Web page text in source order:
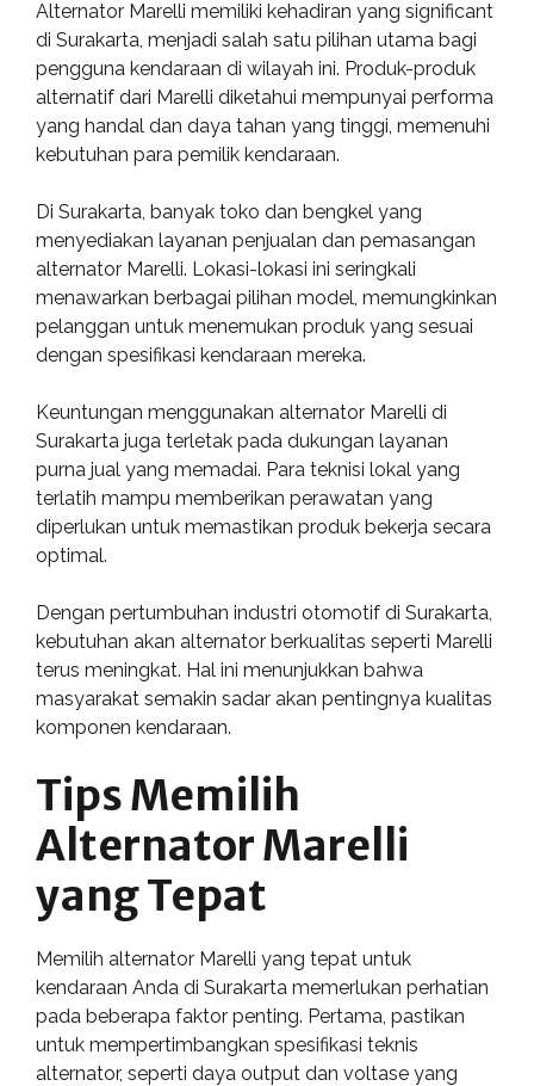
Alternator Marelli memiliki kehadiran yang significant
di Surakarta, menjadi salah satu pilihan utama bagi
pengguna kendaraan di wilayah ini. Produk-produk
alternatif dari Marelli diketahui mempunyai performa
yang handal dan daya tahan yang tinggi, memenuhi
kebutuhan para pemilik kendaraan.
Di Surakarta, banyak toko dan bengkel yang
menyediakan layanan penjualan dan pemasangan
alternator Marelli. Lokasi-lokasi ini seringkali
menawarkan berbagai pilihan model, memungkinkan
pelanggan untuk menemukan produk yang sesuai
dengan spesifikasi kendaraan mereka.
Keuntungan menggunakan alternator Marelli di
Surakarta juga terletak pada dukungan layanan
purna jual yang memadai. Para teknisi lokal yang
terlatih mampu memberikan perawatan yang
diperlukan untuk memastikan produk bekerja secara
optimal.
Dengan pertumbuhan industri otomotif di Surakarta,
kebutuhan akan alternator berkualitas seperti Marelli
terus meningkat. Hal ini menunjukkan bahwa
masyarakat semakin sadar akan pentingnya kualitas
komponen kendaraan.
Tips Memilih
Alternator Marelli
yang Tepat
Memilih alternator Marelli yang tepat untuk
kendaraan Anda di Surakarta memerlukan perhatian
pada beberapa faktor penting. Pertama, pastikan
untuk mempertimbangkan spesifikasi teknis
alternator, seperti daya output dan voltase yang